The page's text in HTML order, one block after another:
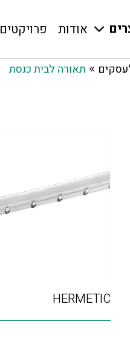
אודות פרויקטים
» תאורה לבית כנסת
HERMETIC